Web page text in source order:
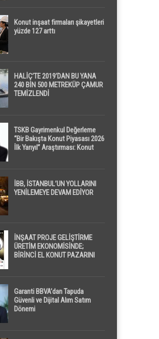
Konut inşaat firmaları şikayetleri
yüzde 127 arttı
HALİÇ’TE 2019’DAN BU YANA
240 BİN 500 METREKÜP ÇAMUR
TEMİZLENDİ
TSKB Gayrimenkul Değerleme
“Bir Bakışta Konut Piyasası 2026
İlk Yarıyıl” Araştırması: Konut
Dikkat Çekti
İBB, İSTANBUL’UN YOLLARINI
YENİLEMEYE DEVAM EDİYOR
İNŞAAT PROJE GELİŞTİRME
ÜRETİM EKONOMİSİNDE;
BİRİNCİ EL KONUT PAZARINI
Garanti BBVA’dan Tapuda
Güvenli ve Dijital Alım Satım
Dönemi